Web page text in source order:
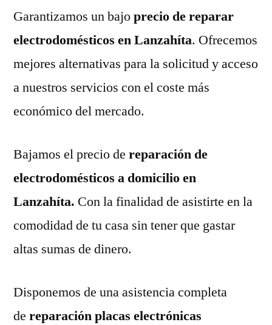
Garantizamos un bajoprecio de reparar
electrodomésticos en Lanzahíta. Ofrecemos
mejores alternativas para la solicitud y acceso
a nuestros servicios con el coste más
económico del mercado.
Bajamos el precio de reparación de
electrodomésticos a domicilio en
Lanzahíta. Con la finalidad de asistirte en la
comodidad de tu casa sin tener que gastar
altas sumas de dinero.
Disponemos de una asistencia completa
de reparación placas electrónicas